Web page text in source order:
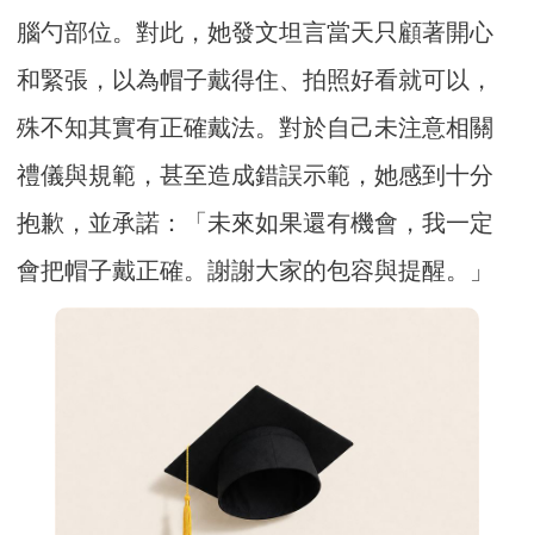
腦勺部位。對此，她發文坦言當天只顧著開心
和緊張，以為帽子戴得住、拍照好看就可以，
殊不知其實有正確戴法。對於自己未注意相關
禮儀與規範，甚至造成錯誤示範，她感到十分
抱歉，並承諾：「未來如果還有機會，我一定
會把帽子戴正確。謝謝大家的包容與提醒。」